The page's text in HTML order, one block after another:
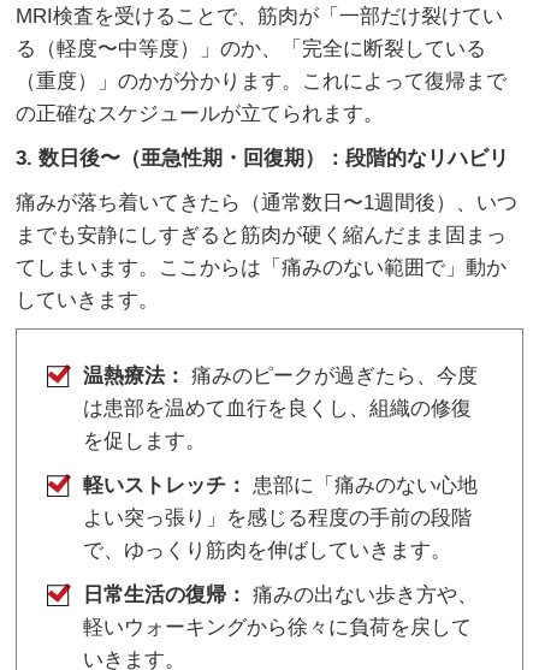
MRI検査を受けることで、筋肉が「一部だけ裂けてい
る（軽度〜中等度）」のか、「完全に断裂している
（重度）」のかが分かります。これによって復帰まで
の正確なスケジュールが立てられます。
3. 数日後〜（亜急性期・回復期）：段階的なリハビリ
痛みが落ち着いてきたら（通常数日〜1週間後）、いつ
までも安静にしすぎると筋肉が硬く縮んだまま固まっ
てしまいます。ここからは「痛みのない範囲で」動か
していきます。
温熱療法： 痛みのピークが過ぎたら、今度
は患部を温めて血行を良くし、組織の修復
を促します。
軽いストレッチ：
患部に「痛みのない心地
よい突っ張り」を感じる程度の手前の段階
で、ゆっくり筋肉を伸ばしていきます。
日常生活の復帰： 痛みの出ない歩き方や、
軽いウォーキングから徐々に負荷を戻して
いきます。